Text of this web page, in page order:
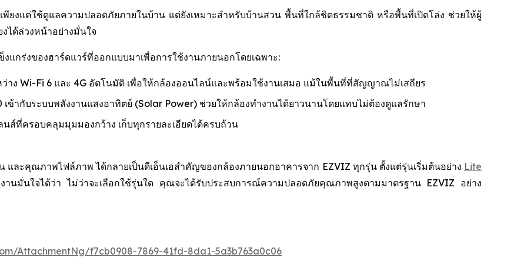
พียงแค่ใช้ดูแลความปลอดภัยภายในบ้าน แต่ยังเหมาะสำหรับบ้านสวน พื้นที่ใกล้ชิดธรรมชาติ หรือพื้นที่เปิดโล่ง ช่วยให้ผู้
ได้ล่วงหน้าอย่างมั่นใจ
แกร่งของฮาร์ดแวร์ที่ออกแบบมาเพื่อการใช้งานภายนอกโดยเฉพาะ:
ว่าง Wi-Fi 6 และ 4G อัตโนมัติ เพื่อให้กล้องออนไลน์และพร้อมใช้งานเสมอ แม้ในพื้นที่ที่สัญญาณไม่เสถียร
ข้ากับระบบพลังงานแสงอาทิตย์ (Solar Power) ช่วยให้กล้องทำงานได้ยาวนานโดยแทบไม่ต้องดูแลรักษา
ที่ครอบคลุมมุมมองกว้าง เก็บทุกรายละเอียดได้ครบถ้วน
และคุณภาพไฟล์ภาพ ได้กลายเป็นดีเอ็นเอสำคัญของกล้องภายนอกอาคารจาก EZVIZ ทุกรุ่น ตั้งแต่รุ่นเริ่มต้นอย่าง Lite
งานมั่นใจได้ว่า ไม่ว่าจะเลือกใช้รุ่นใด คุณจะได้รับประสบการณ์ความปลอดภัยคุณภาพสูงตามมาตรฐาน EZVIZ อย่าง
AttachmentNg/f7cb0908-7869-41fd-8da1-5a3b763a0c06